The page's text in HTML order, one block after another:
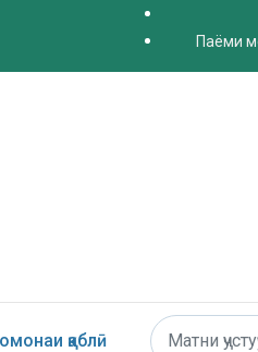
Паёми
қаблӣ
Поиск